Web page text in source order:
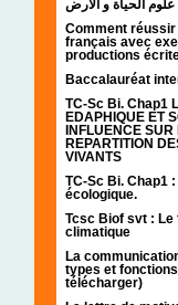
Comment
français avec
productions
Baccalauréat
TC-Sc Bi. Chap1
EDAPHIQUE ET
INFLUENCE SUR
REPARTITION
VIVANTS
TC-Sc Bi. Chap1
écologique.
Tcsc Biof svt : Le
climatique
La
types et
télécharger)